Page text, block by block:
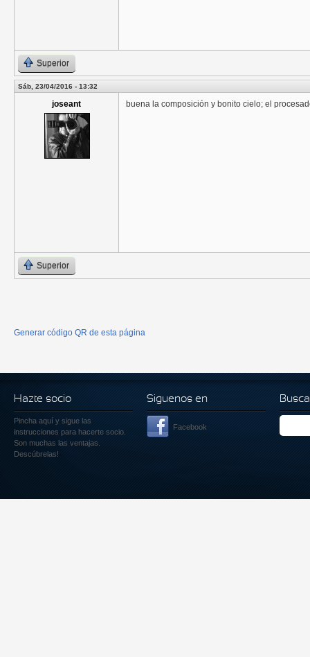
Superior
Sáb, 23/04/2016 - 13:32
joseant buena la composición y bonito cielo; el
Superior
Generar código QR de esta página
Hazte socio
Pincha aquí y sigue las
instrucciones para hacerte socio.
Son muchas las ventajas.
Descúbrelas!
Siguenos en
Facebook